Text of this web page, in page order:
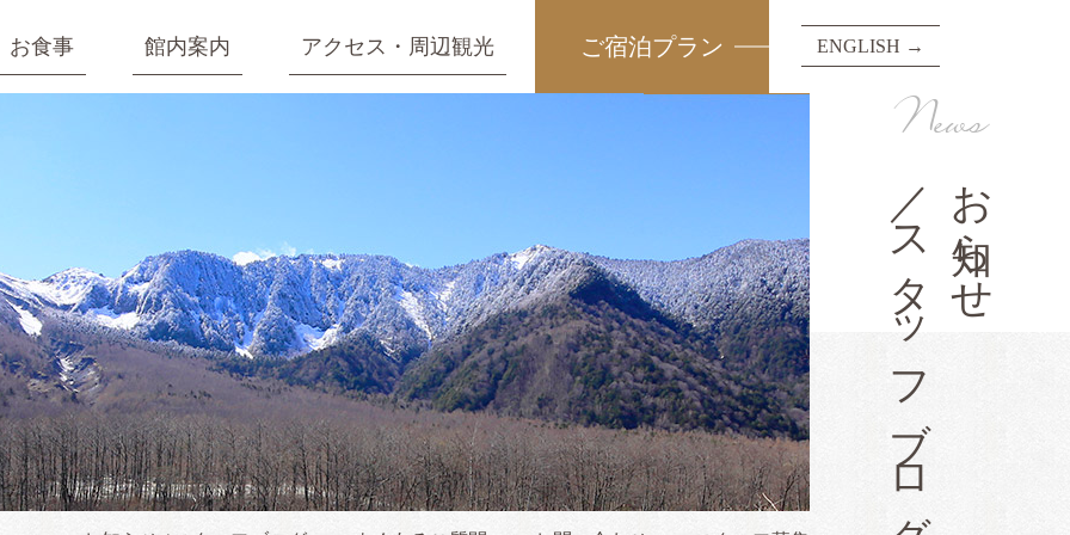
お食事 館内案内 アクセス・周辺観光 ご宿泊プラン ENGLISH →
お知らせ
／スタッフブログ
News